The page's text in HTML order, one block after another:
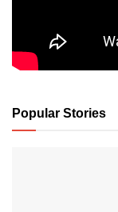
Popular Stories